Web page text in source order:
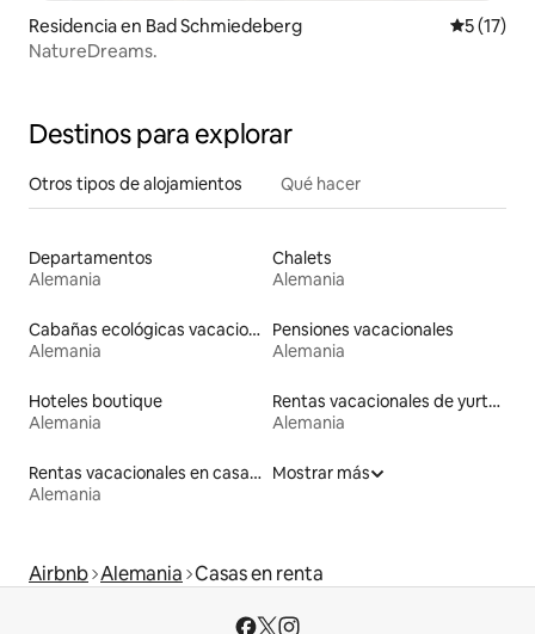
Residencia en Bad Schmiedeberg
5 (17)
NatureDreams.
Destinos para explorar
Otros tipos de alojamientos Qué hacer
Departamentos
Alemania
Chalets
Alemania
Cabañas ecológicas vacacionales
Alemania
Pensiones vacacionales
Alemania
Hoteles boutique
Alemania
Rentas vacacionales de yurtas
Alemania
Rentas vacacionales en casas de pastores
Alemania
Mostrar más
Airbnb Alemania Casas en renta